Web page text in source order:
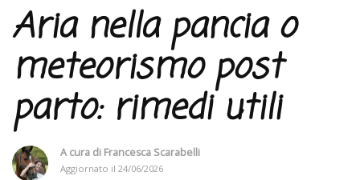
Aria nella pancia o
meteorismo post
parto: rimedi utili
A cura di Francesca Scarabelli
Aggiornato il 24/06/2026